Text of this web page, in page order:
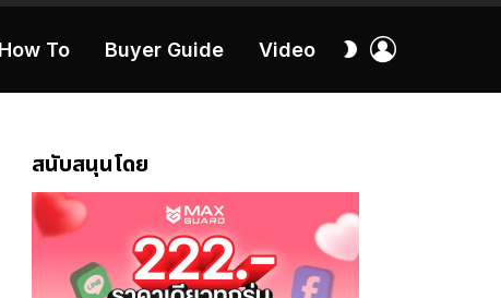
How To Buyer Guide Video
สลับ
สนับสนุนโดย